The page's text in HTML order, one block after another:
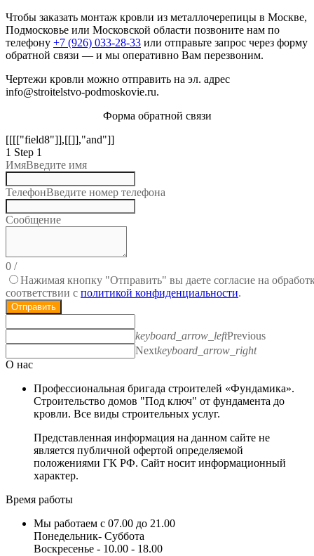
Чтобы заказать монтаж кровли из металлочерепицы в Москве,
Подмосковье или Московской области позвоните нам по
телефону +7 (926) 033-28-33 или отправьте запрос через форму
обратной связи — и мы оперативно Вам перезвоним.
Чертежи кровли можно отправить на эл. адрес
info@stroitelstvo-podmoskovie.ru.
Форма обратной связи
[[[["field8"]],[[]],"and"]]
1 Step 1
ИмяВведите имя
ТелефонВведите номер телефона
Сообщение
0 /
Нажимая кнопку "Отправить" вы даете согласие на
соответствии с политикой конфиденциальности.
Отправить
keyboard_arrow_leftPrevious
Nextkeyboard_arrow_right
О нас
Профессиональная бригада строителей «Фундамика».
Строительство домов "Под ключ" от фундамента до
кровли. Все виды строительных услуг.
Представленная информация на данном сайте не
является публичной офертой определяемой
положениями ГК РФ. Сайт носит информационный
характер.
Время работы
Мы работаем с 07.00 до 21.00
Понедельник- Суббота
Воскресенье - 10.00 - 18.00